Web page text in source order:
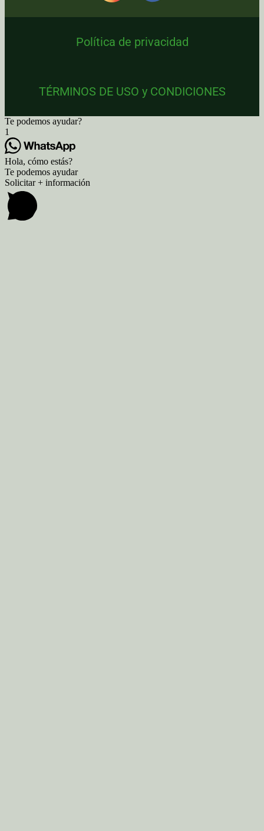
Política de privacidad
TÉRMINOS DE USO y CONDICIONES
Te podemos ayudar?
1
Hola, cómo estás?
Te podemos ayudar
Solicitar + información